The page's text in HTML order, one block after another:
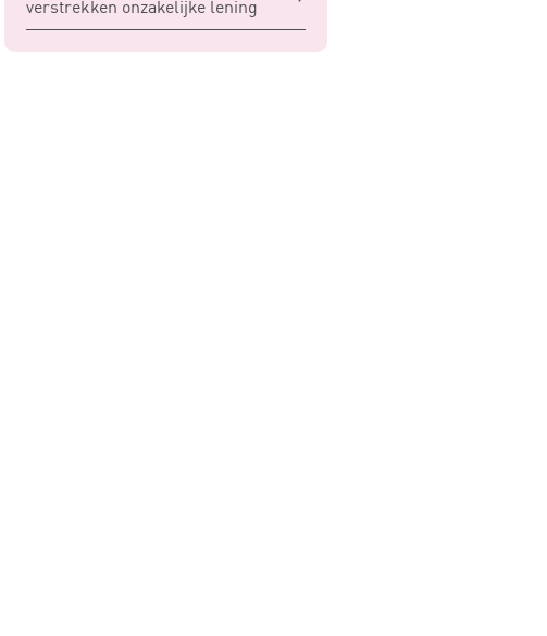
verstrekken onzakelijke lening